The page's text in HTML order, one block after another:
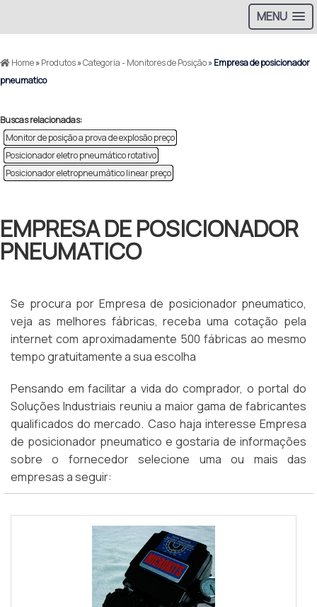
MENU
Home»Produtos»Categoria - Monitores de Posição»Empresa de posicionador
pneumatico
Buscas relacionadas:
Monitor de posição a prova de explosão preço
Posicionador eletro pneumático rotativo
Posicionador eletropneumático linear preço
EMPRESA DE POSICIONADOR
PNEUMATICO
Se procura por Empresa de posicionador pneumatico,
veja as melhores fábricas, receba uma cotação pela
internet com aproximadamente 500 fábricas ao mesmo
tempo gratuitamente a sua escolha
Pensando em facilitar a vida do comprador, o portal do
Soluções Industriais reuniu a maior gama de fabricantes
qualificados do mercado. Caso haja interesse Empresa
de posicionador pneumatico e gostaria de informações
sobre o fornecedor selecione uma ou mais das
empresas a seguir: